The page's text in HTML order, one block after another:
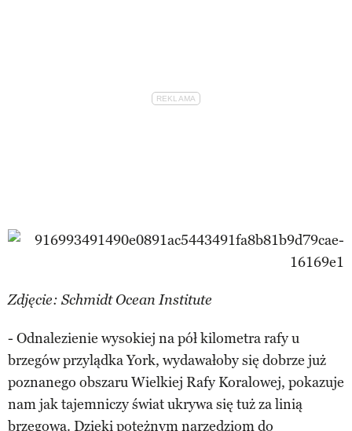
Zdjęcie: Schmidt Ocean Institute
- Odnalezienie wysokiej na pół kilometra rafy u
brzegów przylądka York, wydawałoby się dobrze już
poznanego obszaru Wielkiej Rafy Koralowej, pokazuje
nam jak tajemniczy świat ukrywa się tuż za linią
brzegową. Dzięki potężnym narzędziom do